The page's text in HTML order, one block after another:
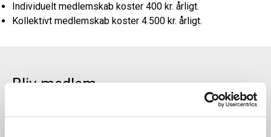
Individuelt medlemskab koster 400 kr. årligt.
Kollektivt medlemskab koster 4.500 kr. årligt.
Bliv medlem
Ønsker du individuelt eller kollektivt medlemskab?